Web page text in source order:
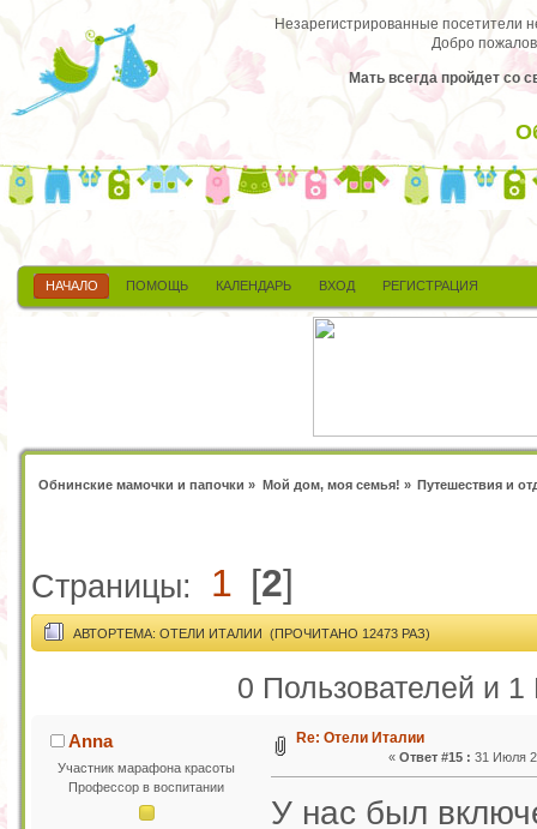
Незарегистрированные посетители
Добро
Мать всегда пройдет со
НАЧАЛО ПОМОЩЬ КАЛЕНДАРЬ ВХОД РЕГИСТРАЦИЯ
Обнинские мамочки и папочки » Мой дом, моя семья! » Путешествия и
Страницы: 1 [2]
АВТОРТЕМА: ОТЕЛИ ИТАЛИИ (ПРОЧИТАНО 12473 РАЗ)
0 Пользователей и 1
Anna
Участник марафона красоты
Профессор в воспитании
Re: Отели Италии
«Ответ #15 : 31 Июля
У нас был